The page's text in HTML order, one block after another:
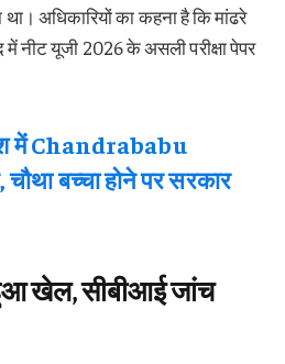
अधिकारियों का कहना है कि मांढरे
में नीट यूजी 2026 के असली परीक्षा पेपर
में Chandrababu
बच्चा होने पर सरकार
खेल, सीबीआई जांच